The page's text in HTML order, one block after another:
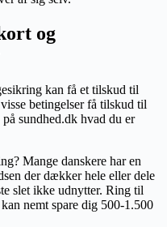
og
kan få et tilskud til
betingelser få tilskud til
sundhed.dk hvad du er
Mange danskere har en
der dækker hele eller dele
slet ikke udnytter. Ring til
nemt spare dig 500-1.500